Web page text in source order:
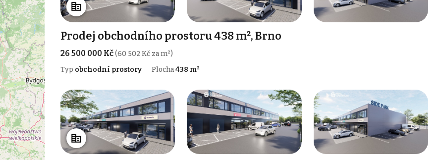
Prodej obchodního prostoru 438 m², Brno
26 500 000 Kč(60 502 Kč za m²)
Typ obchodní prostory Plocha438 m²